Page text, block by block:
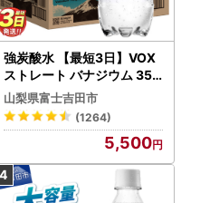
となっている。
または口座名義人と販売
く、特別価格を宣伝文句
引きはありません）
強炭酸水 【最短3日】VOX
ストレート バナジウム 35
本 500ml 【富士吉田市限
定カートン】炭酸
山梨県富士吉田市
(1264)
5,500